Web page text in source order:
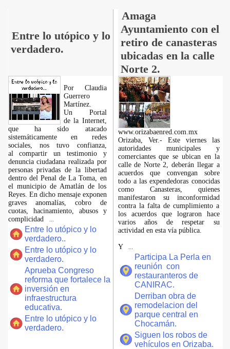
Entre lo utópico y lo
verdadero.
Amaga
Ayuntamiento con el
retiro de canasteras
ubicadas en la calle
Norte 2.
Por Claudia
Guerrero
Martínez.
​Un Portal
de la Internet,
que ha sido atacado
sistemáticamente en redes
sociales, nos tuvo confianza,
al compartir un testimonio y
denuncia ciudadana realizada por
personas privadas de la libertad
dentro del Penal de La Toma, en
el municipio de Amatlán de los
Reyes. En dicho mensaje exponen
graves anomalías, cobro de
cuotas, hacinamiento, abusos y
complicidad
Entre lo utópico y lo
verdadero..
Entre lo utópico y lo
verdadero.
Aprueba Congreso
reforma que fortalece la
inversión en
infraestructura
educativa.
Entre lo utópico y lo
verdadero.
www.orizabaenred.com.mx
Orizaba, Ver.- Este viernes las
autoridades municipales y
comerciantes que se ubican en la
calle de Norte 2, deberán llegar a
acuerdos que convengan sobre
todo a las expendedoras conocidas
como Canasteras, quienes
manifestaron su inconformidad
contra la falta de cumplimiento a
los acuerdos que lograron hace
varios años de respetar su
actividad en esta vía pública.
Y
Participa La Perla en
reunión con
restauranteros de
CANIRAC.
Derriban obra de
remodelacion del
parque central en
Chocamán.
Siguen los robos de
vehículos en Orizaba.